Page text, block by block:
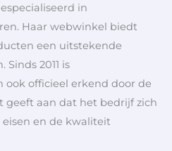
in
Haar webwinkel biedt
een uitstekende
2011 is
officieel erkend door de
geeft aan dat het bedrijf zich
en de kwaliteit